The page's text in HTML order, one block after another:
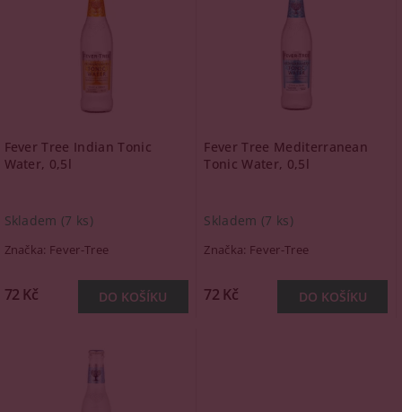
Fever Tree Indian Tonic
Water, 0,5l
Skladem (7 ks)
Značka: Fever-Tree
72 Kč
Fever Tree Mediterranean
Tonic Water, 0,5l
Skladem (7 ks)
Značka: Fever-Tree
72 Kč